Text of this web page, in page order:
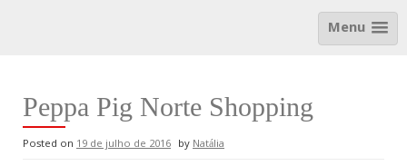
Menu
Peppa Pig Norte Shopping
Posted on 19 de julho de 2016 byNatália